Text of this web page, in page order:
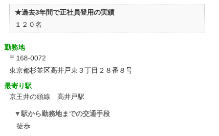
★過去3年間で正社員登用の実績
１２０名
勤務地
〒168-0072
東京都杉並区高井戸東３丁目２８番８号
最寄り駅
京王井の頭線 高井戸駅
駅から勤務地までの交通手段
徒歩